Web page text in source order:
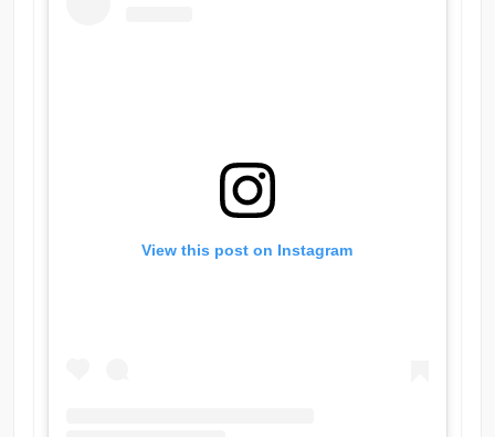
View this post on Instagram